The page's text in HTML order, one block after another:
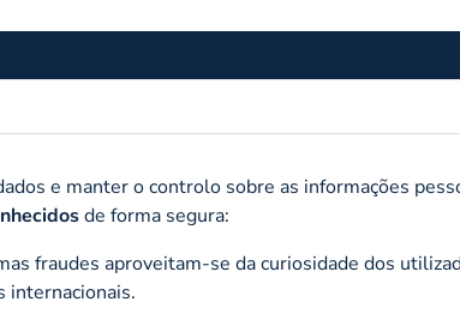
e manter o controlo sobre as informações
de forma segura:
fraudes aproveitam-se da curiosidade dos
internacionais.